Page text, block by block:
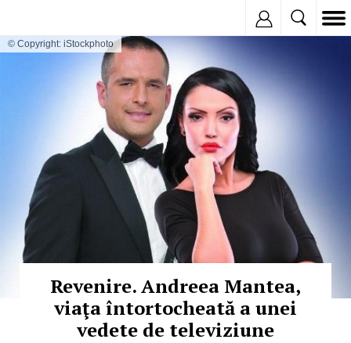
© Copyright: iStockphoto
Revenire. Andreea Mantea,
viaţa întortocheată a unei
vedete de televiziune